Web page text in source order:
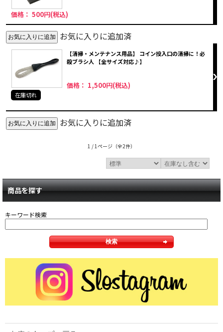
価格： 500円(税込)
お気に入りに追加済
【清掃・メンテナンス用品】 コイン投入口の清掃に！必
殺ブラシ人 【全サイズ対応♪】
価格： 1,500円(税込)
在庫切れ
お気に入りに追加済
1 / 1ページ （全2件）
商品を探す
キーワード検索